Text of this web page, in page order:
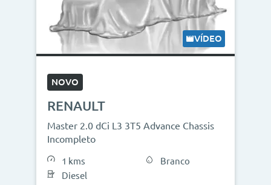
VÍDEO
NOVO
RENAULT
Master 2.0 dCi L3 3T5 Advance Chassis
Incompleto
1 kms
Diesel
Branco